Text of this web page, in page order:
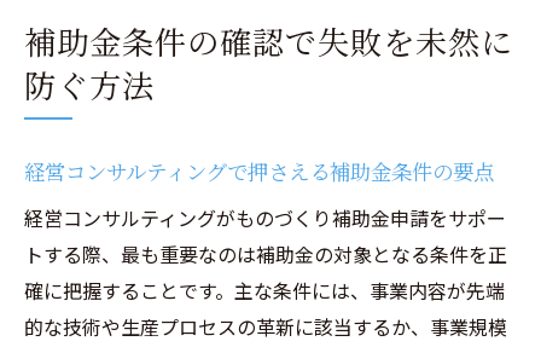
補助金条件の確認で失敗を未然に
防ぐ方法
経営コンサルティングで押さえる補助金条件の要点
経営コンサルティングがものづくり補助金申請をサポー
トする際、最も重要なのは補助金の対象となる条件を正
確に把握することです。主な条件には、事業内容が先端
的な技術や生産プロセスの革新に該当するか、事業規模